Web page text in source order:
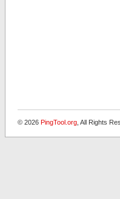
© 2026 PingTool.org , All Rights